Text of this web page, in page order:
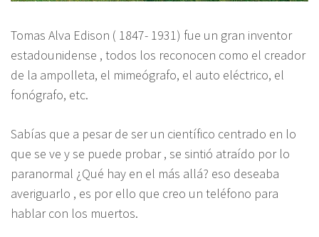
Tomas Alva Edison ( 1847- 1931) fue un gran inventor
estadounidense , todos los reconocen como el creador
de la ampolleta, el mimeógrafo, el auto eléctrico, el
fonógrafo, etc.
Sabías que a pesar de ser un científico centrado en lo
que se ve y se puede probar , se sintió atraído por lo
paranormal ¿Qué hay en el más allá? eso deseaba
averiguarlo , es por ello que creo un teléfono para
hablar con los muertos.